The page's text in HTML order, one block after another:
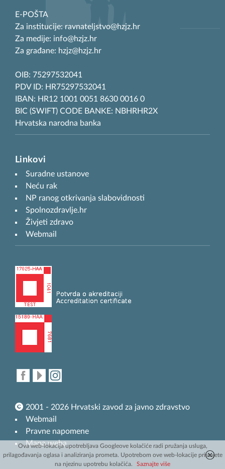
E-POŠTA
Za institucije: ravnateljstvo@hzjz.hr
Za medije: info@hzjz.hr
Za građane: hzjz@hzjz.hr
OIB: 75297532041
PDV ID: HR75297532041
IBAN: HR12 1001 0051 8630 0016 0
BIC (SWIFT) CODE BANKE: NBHRHR2X
Hrvatska narodna banka
Linkovi
Suradne ustanove
Neću rak
NP ranog otkrivanja slabovidnosti
Spolnozdravlje.hr
Živjeti zdravo
Webmail
2001 - 2026 Hrvatski zavod za javno zdravstvo
Webmail
Pravne napomene
Mapa weba
Ova web-lokacija upotrebljava Googleove kolačiće radi pružanja usluga,
prilagođavanja oglasa i analiziranja prometa. Upotrebom ove web-lokacije pristajete
na njezinu upotrebu kolačića.
Saznajte više